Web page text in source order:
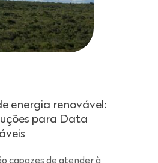
energia renovável:
para Data
capazes de atender à